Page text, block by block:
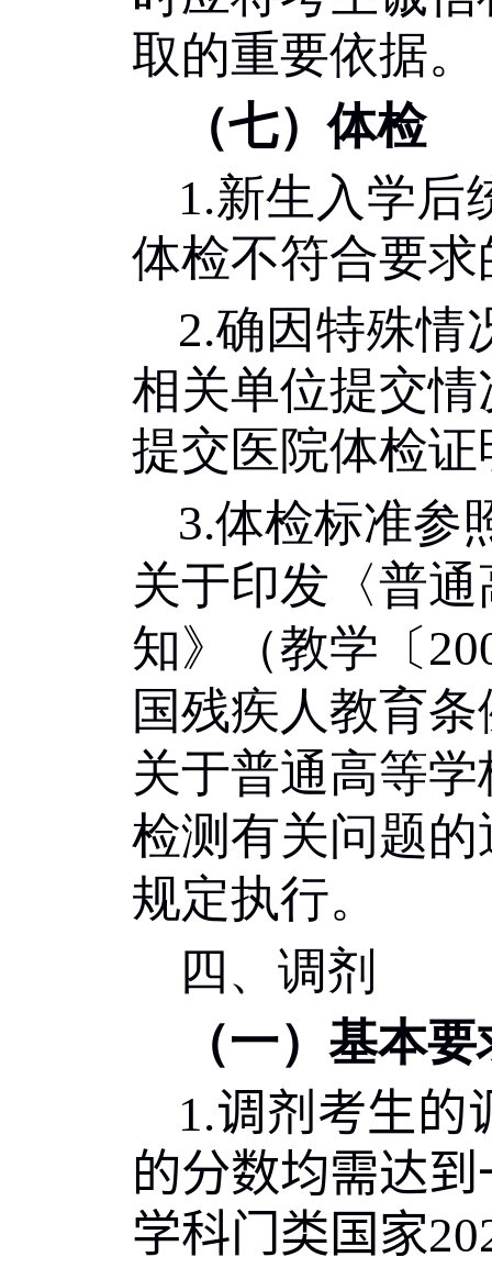
取的重要依据。
（七）体检
1.新生入学后
体检不符合要
2.确因特殊情
相关单位提交
提交医院体检证
3.体检标准参
关于印发〈普
知》（教学〔
国残疾人教育
关于普通高等
检测有关问题
规定执行。
四、调剂
（一）基本要
1.调剂考生的
的分数均需达
学科门类国家